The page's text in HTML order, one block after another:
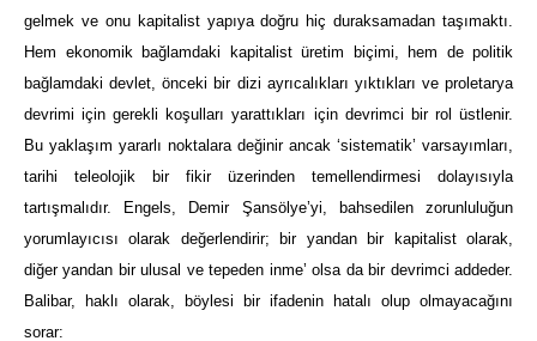
gelmek ve onu kapitalist yapıya doğru hiç duraksamadan taşımaktı.
Hem ekonomik bağlamdaki kapitalist üretim biçimi, hem de politik
bağlamdaki devlet, önceki bir dizi ayrıcalıkları yıktıkları ve proletarya
devrimi için gerekli koşulları yarattıkları için devrimci bir rol üstlenir.
Bu yaklaşım yararlı noktalara değinir ancak ‘sistematik’ varsayımları,
tarihi teleolojik bir fikir üzerinden temellendirmesi dolayısıyla
tartışmalıdır. Engels, Demir Şansölye’yi, bahsedilen zorunluluğun
yorumlayıcısı olarak değerlendirir; bir yandan bir kapitalist olarak,
diğer yandan bir ulusal ve tepeden inme’ olsa da bir devrimci addeder.
Balibar, haklı olarak, böylesi bir ifadenin hatalı olup olmayacağını
sorar: